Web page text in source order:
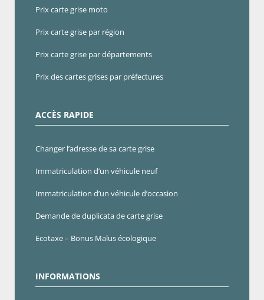
Prix carte grise moto
Prix carte grise par région
Prix carte grise par départements
Prix des cartes grises par préfectures
ACCÈS RAPIDE
Changer l’adresse de sa carte grise
Immatriculation d’un véhicule neuf
Immatriculation d’un véhicule d’occasion
Demande de duplicata de carte grise
Ecotaxe – Bonus Malus écologique
INFORMATIONS